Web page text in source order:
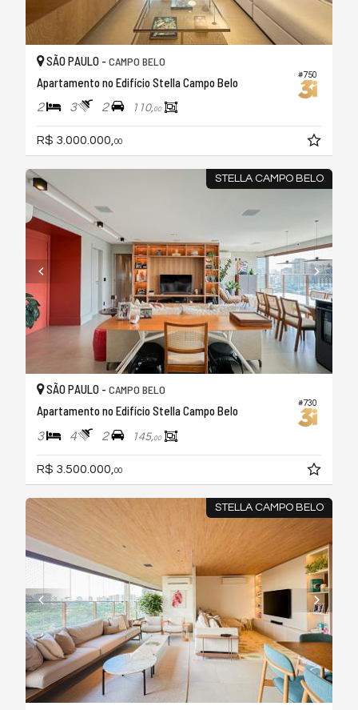
#750
SÃO PAULO - CAMPO BELO
Apartamento no Edifício Stella Campo Belo
2 3 2 110,00
R$ 3.000.000, 00
STELLA CAMPO BELO
#730
SÃO PAULO - CAMPO BELO
Apartamento no Edifício Stella Campo Belo
3 4 2 145,00
R$ 3.500.000, 00
STELLA CAMPO BELO